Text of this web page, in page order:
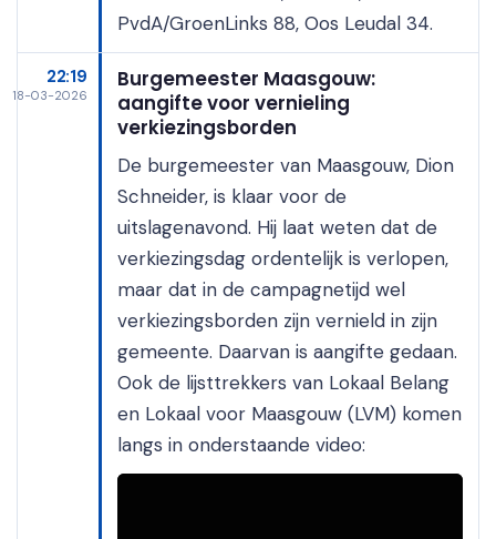
PvdA/GroenLinks 88, Oos Leudal 34.
22:19
18-03-2026
Burgemeester Maasgouw:
aangifte voor vernieling
verkiezingsborden
De burgemeester van Maasgouw, Dion
Schneider, is klaar voor de
uitslagenavond. Hij laat weten dat de
verkiezingsdag ordentelijk is verlopen,
maar dat in de campagnetijd wel
verkiezingsborden zijn vernield in zijn
gemeente. Daarvan is aangifte gedaan.
Ook de lijsttrekkers van Lokaal Belang
en Lokaal voor Maasgouw (LVM) komen
langs in onderstaande video: